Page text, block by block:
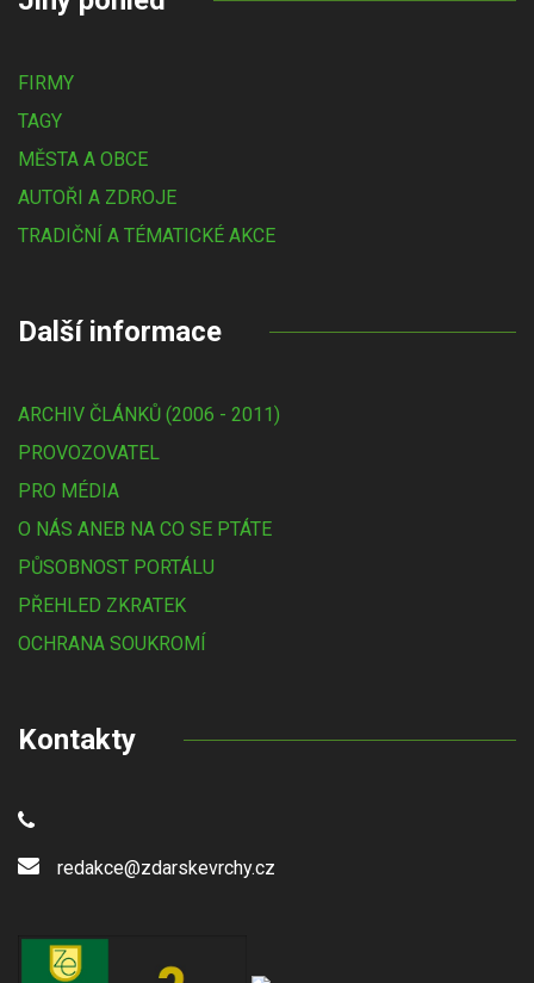
FIRMY
TAGY
MĚSTA A OBCE
AUTOŘI A ZDROJE
TRADIČNÍ A TÉMATICKÉ AKCE
Další informace
ARCHIV ČLÁNKŮ (2006 - 2011)
PROVOZOVATEL
PRO MÉDIA
O NÁS ANEB NA CO SE PTÁTE
PŮSOBNOST PORTÁLU
PŘEHLED ZKRATEK
OCHRANA SOUKROMÍ
Kontakty
redakce@zdarskevrchy.cz